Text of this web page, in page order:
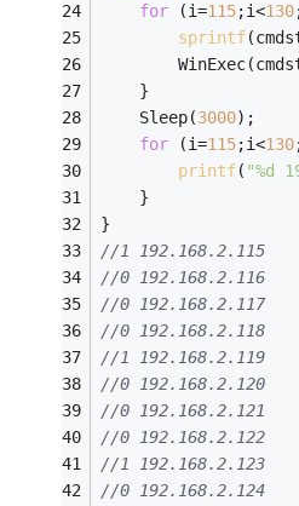
for (i=115;i<130
sprintf
    }
    Sleep(
3000);
for (i=115;i<130
printf( "%d
    }
}
//1 192.168.2.115
//0 192.168.2.116
//0 192.168.2.117
//0 192.168.2.118
//1 192.168.2.119
//0 192.168.2.120
//0 192.168.2.121
//0 192.168.2.122
//1 192.168.2.123
//0 192.168.2.124